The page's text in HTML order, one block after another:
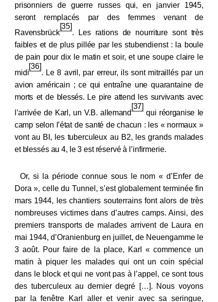
prisonniers de guerre russes qui, en janvier 1945,
seront remplacés par des femmes venant de
Ravensbrück
[35]
. Les rations de nourriture sont très
faibles et de plus pillée par les stubendienst : la boule
de pain pour dix le matin et soir, et une soupe claire le
midi
[36]
. Le 8 avril, par erreur, ils sont mitraillés par un
avion américain ; ce qui entraîne une quarantaine de
morts et de blessés. Le pire attend les survivants avec
l’arrivée de Karl, un V.B. allemand
[37]
qui réorganise le
camp selon l’état de santé de chacun : les « normaux »
vont au BI, les tuberculeux au B2, les grands malades
et blessés au 4, le 3 est réservé à l’infirmerie.
Or, si la période connue sous le nom « d’Enfer de
Dora », celle du Tunnel, s’est globalement terminée fin
mars 1944, les chantiers souterrains font alors de très
nombreuses victimes dans d’autres camps. Ainsi, des
premiers transports de malades arrivent de Laura en
mai 1944, d’Oranienburg en juillet, de Neuengamme le
3 août. Pour faire de la place, Karl « commence un
matin à piquer les malades qui ont un coin spécial
dans le block et qui ne vont pas à l’appel, ce sont tous
des tuberculeux au dernier degré […]. Nous voyons
par la fenêtre Karl aller et venir avec sa seringue,